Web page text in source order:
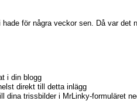
för några veckor sen. Då var
i din blogg
direkt till detta inlägg
dina trissbilder i MrLinky-formuläret